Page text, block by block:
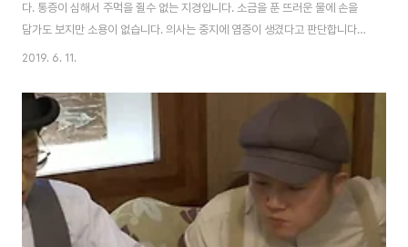
다. 통증이 심해서 주먹을 쥘수 없는 지경입니다. 소금을 푼 뜨러운 물에 손을
담가도 보지만 소용이 없습니다. 의사는 중지에 염증이 생겼다고 판단합니다.
그리곤, 항생제를 주사해줍니다. 하지만, 차도는 없고, 오히려 손바닥에 이상한
의사는 박테리아 감염으로 인한 염증으로 판단, 더 강한 항생제를 처방합니다.
믿을수 없게도 손바닥에 생긴것의 정체는 따개비입니다. 손 바닥 내부에서 따
개비가 자라서 뚫고 나온것입니다. 따개비가 힘줄과 신경에 너무 가까워서 힘
든 수술이었지만, 수술은 성공합니다. 예전에 양동이에 붙은 따개비를 제거하
려다가 따개비에 상처가 난 적이 있..
2019. 6. 11.